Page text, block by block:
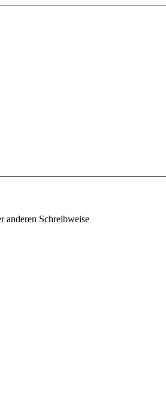
anderen Schreibweise